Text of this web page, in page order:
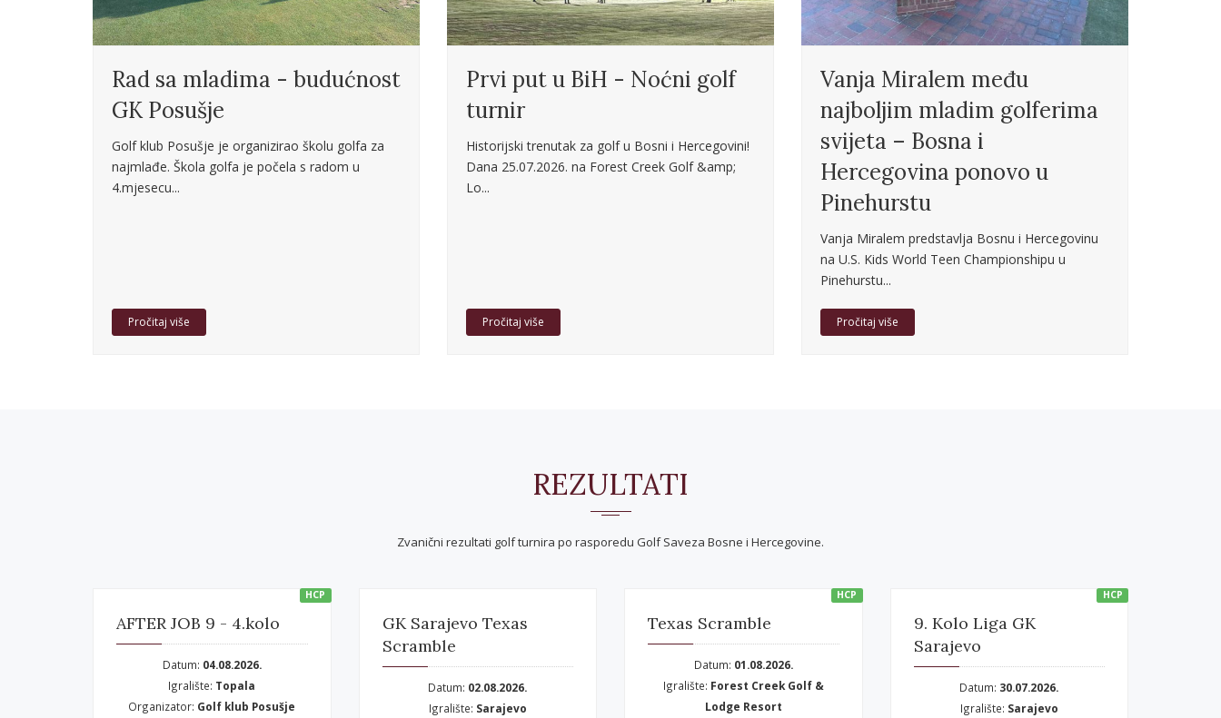
Rad sa mladima - budućnost
GK Posušje
Golf klub Posušje je organizirao školu golfa za
najmlađe. Škola golfa je počela s radom u
4.mjesecu...
Pročitaj više
Prvi put u BiH - Noćni golf
turnir
Historijski trenutak za golf u Bosni i Hercegovini!
Dana 25.07.2026. na Forest Creek Golf &amp;
Lo...
Pročitaj više
Vanja Miralem među
najboljim mladim golferima
svijeta – Bosna i
Hercegovina ponovo u
Pinehurstu
Vanja Miralem predstavlja Bosnu i Hercegovinu
na U.S. Kids World Teen Championshipu u
Pinehurstu...
Pročitaj više
REZULTATI
Zvanični rezultati golf turnira po rasporedu Golf Saveza Bosne i Hercegovine.
HCP
AFTER JOB 9 - 4.kolo
Datum: 04.08.2026.
Igralište: Topala
Organizator: Golf klub Posušje
GK Sarajevo Texas
Scramble
Datum: 02.08.2026.
Igralište: Sarajevo
HCP
Texas Scramble
Datum: 01.08.2026.
Igralište: Forest Creek Golf &
Lodge Resort
HCP
9. Kolo Liga GK
Sarajevo
Datum: 30.07.2026.
Igralište: Sarajevo